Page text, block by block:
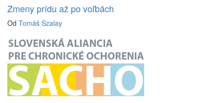
Zmeny prídu až po voľbách
Od Tomáš Szalay